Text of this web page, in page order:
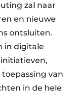
zal naar
en nieuwe
ontsluiten.
in digitale
van
in de hele